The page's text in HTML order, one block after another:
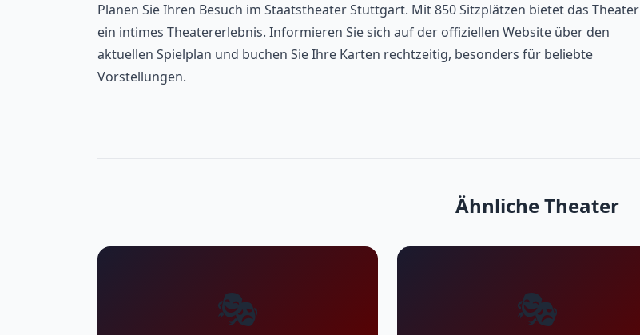
Planen Sie Ihren Besuch im Staatstheater Stuttgart. Mit 850 Sitzplätzen bietet das Theater
ein intimes Theatererlebnis. Informieren Sie sich auf der offiziellen Website über den
aktuellen Spielplan und buchen Sie Ihre Karten rechtzeitig, besonders für beliebte
Vorstellungen.
Ähnliche Theater
🎭 🎭